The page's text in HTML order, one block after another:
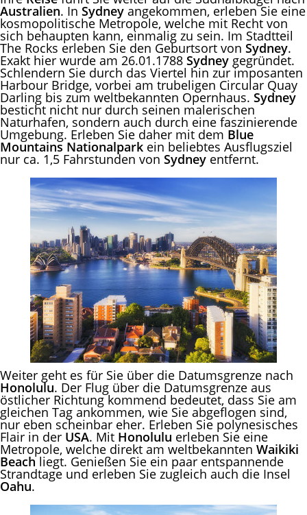
Australien. In Sydney angekommen, erleben Sie eine
kosmopolitische Metropole, welche mit Recht von
sich behaupten kann, einmalig zu sein. Im Stadtteil
The Rocks erleben Sie den Geburtsort von Sydney.
Exakt hier wurde am 26.01.1788 Sydney gegründet.
Schlendern Sie durch das Viertel hin zur imposanten
Harbour Bridge, vorbei am trubeligen Circular Quay
Darling bis zum weltbekannten Opernhaus. Sydney
besticht nicht nur durch seinen malerischen
Naturhafen, sondern auch durch eine faszinierende
Umgebung. Erleben Sie daher mit dem Blue
Mountains Nationalpark ein beliebtes Ausflugsziel
nur ca. 1,5 Fahrstunden von Sydney entfernt.
Weiter geht es für Sie über die Datumsgrenze nach
Honolulu. Der Flug über die Datumsgrenze aus
östlicher Richtung kommend bedeutet, dass Sie am
gleichen Tag ankommen, wie Sie abgeflogen sind,
nur eben scheinbar eher. Erleben Sie polynesisches
Flair in der USA. Mit Honolulu erleben Sie eine
Metropole, welche direkt am weltbekannten Waikiki
Beachliegt. Genießen Sie ein paar entspannende
Strandtage und erleben Sie zugleich auch die Insel
Oahu.